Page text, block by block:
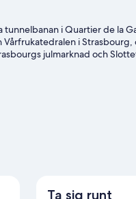
i Quartier de la
i
julmarknad och
Ta sig runt